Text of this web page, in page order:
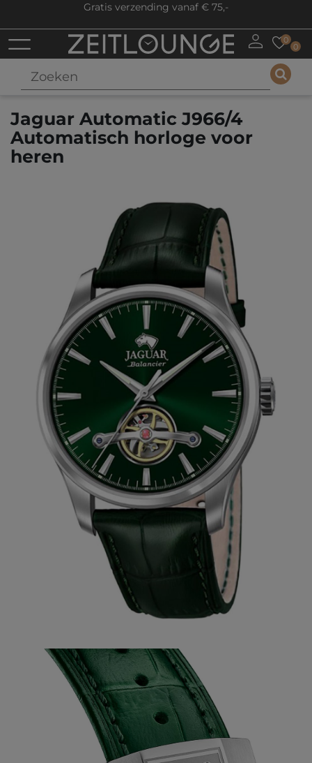
Gratis verzending vanaf € 75,-
0
0
Jaguar Automatic J966/4
Automatisch horloge voor
heren